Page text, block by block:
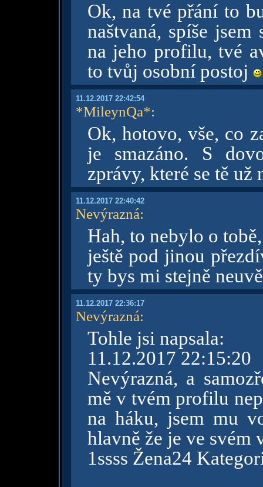
Ok, na tvé přání to
naštvaná, spíše
na jeho profilu, tvé
to tvůj osobní postoj
11.12.2017 22:42:54
*MileynQa*:
Ok, hotovo, vše, co
je smazáno. S
zprávy, které se tě už
11.12.2017 22:40:42
Nevýrazná:
Hah, to nebylo o
ještě pod jinou
ty bys mi stejně
11.12.2017 22:36:17
Nevýrazná:
Tohle jsi napsala:
11.12.2017 22:15:20
Nevýrazná, a
mě v tvém profilu
na háku, jsem mu
hlavně že je ve svém
1ssss Žena24